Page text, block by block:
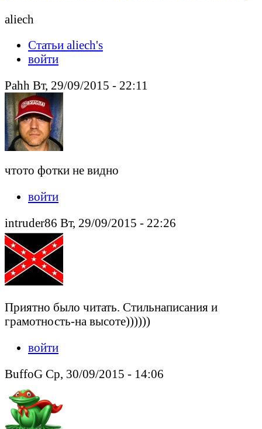
aliech
Статьи aliech's
войти
Pahh Вт, 29/09/2015 - 22:11
чтото фотки не видно
войти
intruder86 Вт, 29/09/2015 - 22:26
Приятно было читать. Стильнаписания и
грамотность-на высоте))))))
войти
BuffoG Ср, 30/09/2015 - 14:06